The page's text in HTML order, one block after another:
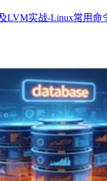
LVM实战-Linux常用命